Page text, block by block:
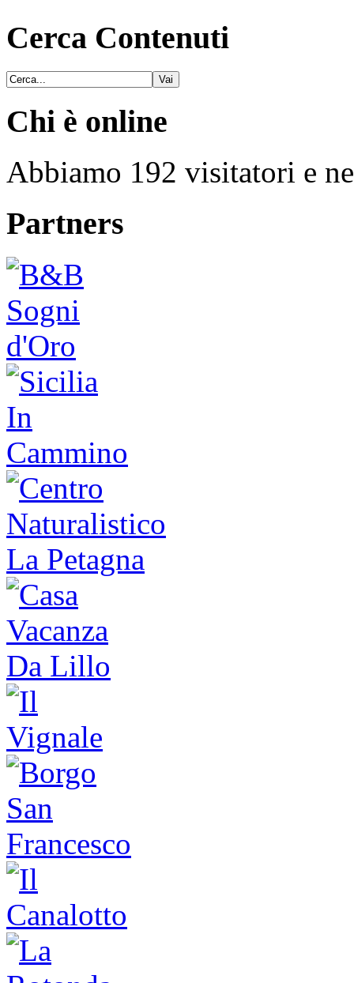
Cerca Contenuti
Chi è online
Abbiamo 192 visitatori e
Partners